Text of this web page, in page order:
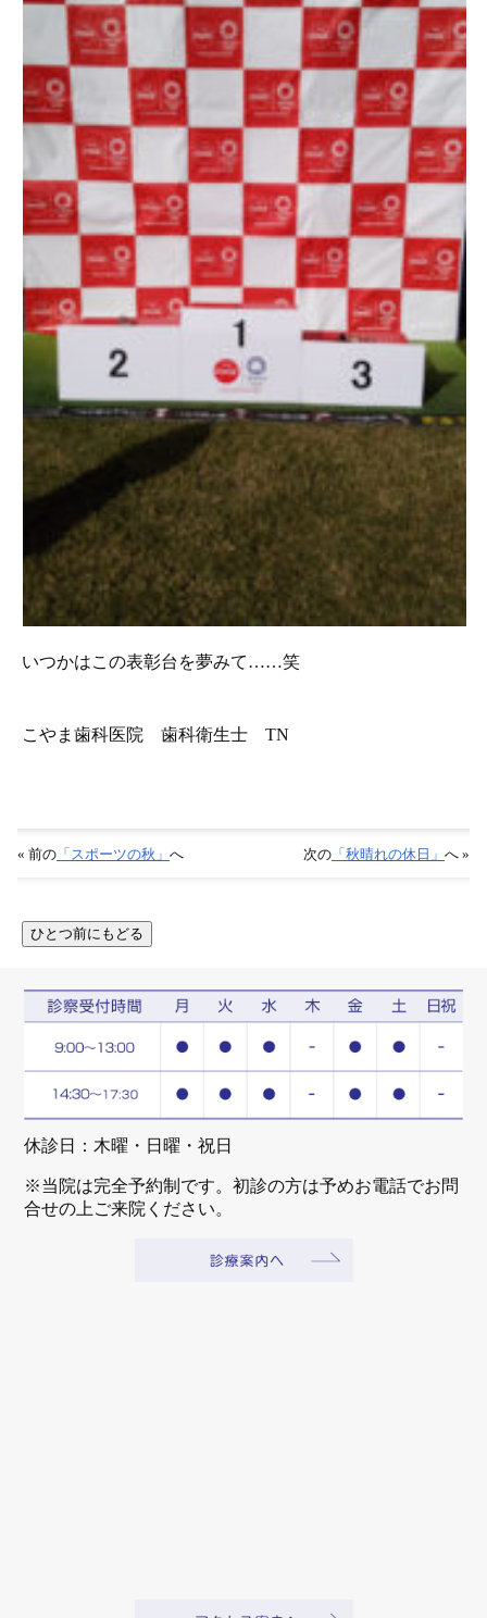
いつかはこの表彰台を夢みて……笑
こやま歯科医院 歯科衛生士 TN
« 前の 「スポーツの秋」 へ 次の 「秋晴れの休日」 へ »
休診日：木曜・日曜・祝日
※当院は完全予約制です。初診の方は予めお電話でお問
合せの上ご来院ください。